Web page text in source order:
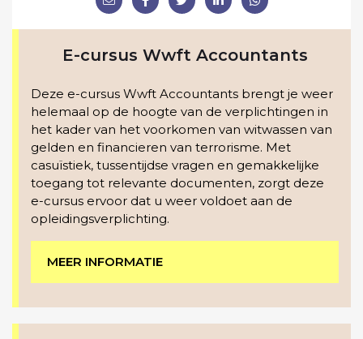
E-cursus Wwft Accountants
Deze e-cursus Wwft Accountants brengt je weer
helemaal op de hoogte van de verplichtingen in
het kader van het voorkomen van witwassen van
gelden en financieren van terrorisme. Met
casuïstiek, tussentijdse vragen en gemakkelijke
toegang tot relevante documenten, zorgt deze
e-cursus ervoor dat u weer voldoet aan de
opleidingsverplichting.
MEER INFORMATIE